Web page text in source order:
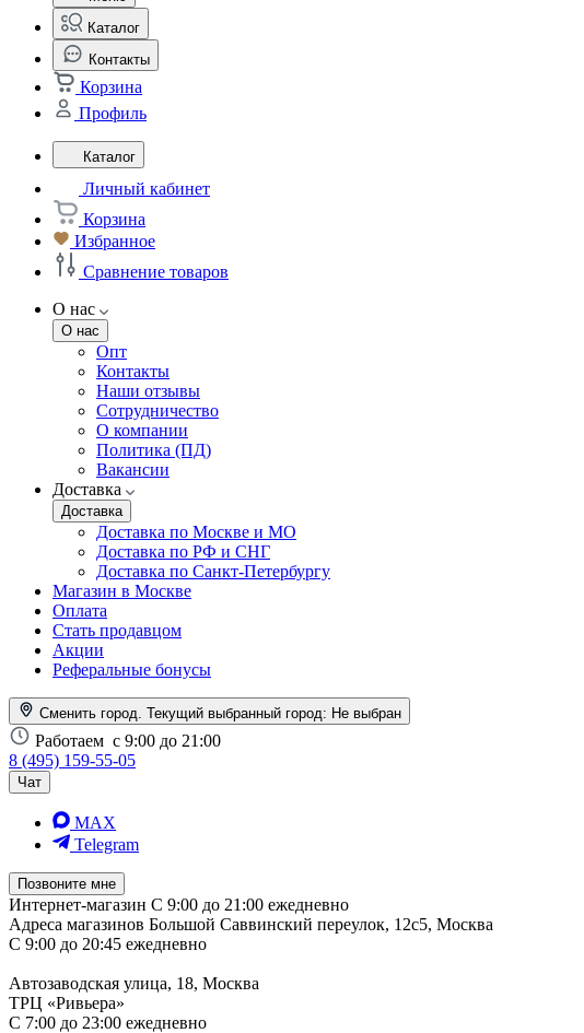
Каталог
Контакты
Корзина
Профиль
Каталог
Личный кабинет
Корзина
Избранное
Сравнение товаров
О нас
О нас
Опт
Контакты
Наши отзывы
Сотрудничество
О компании
Политика (ПД)
Вакансии
Доставка
Доставка
Доставка по Москве и МО
Доставка по РФ и СНГ
Доставка по Санкт-Петербургу
Магазин в Москве
Оплата
Стать продавцом
Акции
Реферальные бонусы
Сменить город. Текущий выбранный город: Не выбран
Работаем с 9:00 до 21:00
8 (495) 159-55-05
Чат
MAX
Telegram
Позвоните мне
Интернет-магазин С 9:00 до 21:00 ежедневно
Адреса магазинов Большой Саввинский переулок, 12с5, Москва
С 9:00 до 20:45 ежедневно
Автозаводская улица, 18, Москва
ТРЦ «Ривьера»
С 7:00 до 23:00 ежедневно